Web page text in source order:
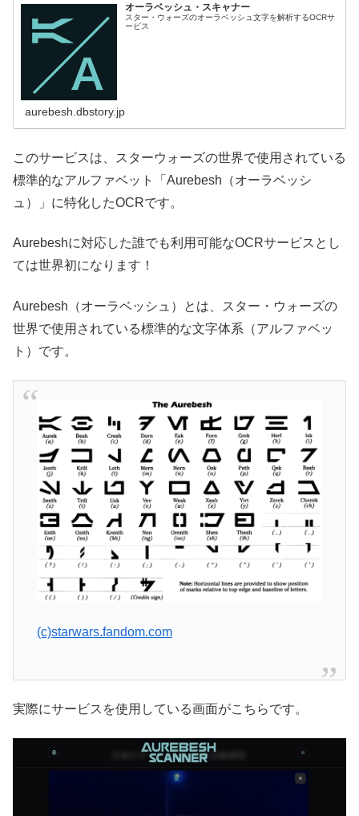
オーラベッシュ・スキャナー
スター・ウォーズのオーラベッシュ文字を解析するOCRサ
ービス
aurebesh.dbstory.jp
このサービスは、スターウォーズの世界で使用されている
標準的なアルファベット「Aurebesh（オーラベッシ
ュ）」に特化したOCRです。
Aurebeshに対応した誰でも利用可能なOCRサービスとし
ては世界初になります！
Aurebesh（オーラベッシュ）とは、スター・ウォーズの
世界で使用されている標準的な文字体系（アルファベッ
ト）です。
(c)starwars.fandom.com
実際にサービスを使用している画面がこちらです。